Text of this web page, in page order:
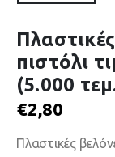
πιστόλι
(5.000
€2,80
Πλαστικές